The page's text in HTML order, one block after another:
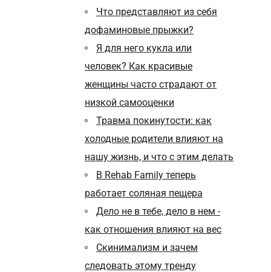
Что представляют из себя
дофаминовые прыжки?
Я для него кукла или
человек? Как красивые
женщины часто страдают от
низкой самооценки
Травма покинутости: как
холодные родители влияют на
нашу жизнь, и что с этим делать
В Rehab Family теперь
работает соляная пещера
Дело не в тебе, дело в нем -
как отношения влияют на вес
Cкинимализм и зачем
следовать этому тренду